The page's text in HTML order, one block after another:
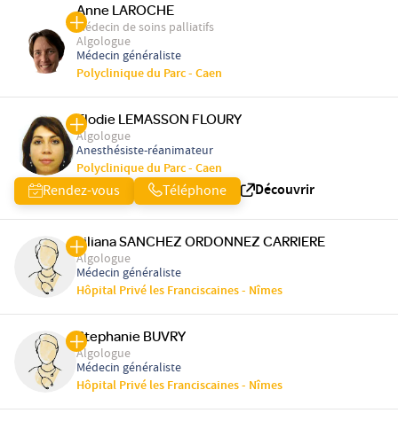
Anne LAROCHE
Médecin de soins palliatifs
Algologue
Médecin généraliste
Polyclinique du Parc - Caen
Elodie LEMASSON FLOURY
Algologue
Anesthésiste-réanimateur
Polyclinique du Parc - Caen
Rendez-vous Téléphone Découvrir
Liliana SANCHEZ ORDONNEZ CARRIERE
Algologue
Médecin généraliste
Hôpital Privé les Franciscaines - Nîmes
Stephanie BUVRY
Algologue
Médecin généraliste
Hôpital Privé les Franciscaines - Nîmes